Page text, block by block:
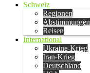
Schweiz
Regionen
Abstimmungen
Reisen
International
Ukraine-Krieg
Iran-Krieg
Deutschland